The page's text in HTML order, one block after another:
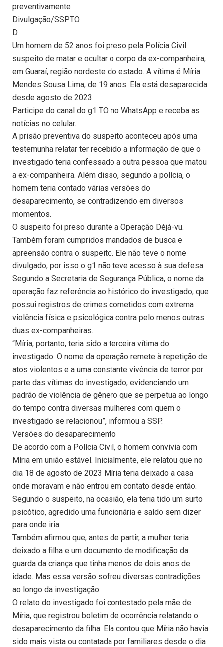
preventivamente
Divulgação/SSPTO
D
Um homem de 52 anos foi preso pela Polícia Civil
suspeito de matar e ocultar o corpo da ex-companheira,
em Guaraí, região nordeste do estado. A vítima é Míria
Mendes Sousa Lima, de 19 anos. Ela está desaparecida
desde agosto de 2023.
Participe do canal do g1 TO no WhatsApp e receba as
notícias no celular.
A prisão preventiva do suspeito aconteceu após uma
testemunha relatar ter recebido a informação de que o
investigado teria confessado a outra pessoa que matou
a ex-companheira. Além disso, segundo a polícia, o
homem teria contado várias versões do
desaparecimento, se contradizendo em diversos
momentos.
O suspeito foi preso durante a Operação Déjà-vu.
Também foram cumpridos mandados de busca e
apreensão contra o suspeito. Ele não teve o nome
divulgado, por isso o g1 não teve acesso à sua defesa.
Segundo a Secretaria de Segurança Pública, o nome da
operação faz referência ao histórico do investigado, que
possui registros de crimes cometidos com extrema
violência física e psicológica contra pelo menos outras
duas ex-companheiras.
“Míria, portanto, teria sido a terceira vítima do
investigado. O nome da operação remete à repetição de
atos violentos e a uma constante vivência de terror por
parte das vítimas do investigado, evidenciando um
padrão de violência de gênero que se perpetua ao longo
do tempo contra diversas mulheres com quem o
investigado se relacionou”, informou a SSP.
Versões do desaparecimento
De acordo com a Polícia Civil, o homem convivia com
Míria em união estável. Inicialmente, ele relatou que no
dia 18 de agosto de 2023 Míria teria deixado a casa
onde moravam e não entrou em contato desde então.
Segundo o suspeito, na ocasião, ela teria tido um surto
psicótico, agredido uma funcionária e saído sem dizer
para onde iria.
Também afirmou que, antes de partir, a mulher teria
deixado a filha e um documento de modificação da
guarda da criança que tinha menos de dois anos de
idade. Mas essa versão sofreu diversas contradições
ao longo da investigação.
O relato do investigado foi contestado pela mãe de
Míria, que registrou boletim de ocorrência relatando o
desaparecimento da filha. Ela contou que Míria não havia
sido mais vista ou contatada por familiares desde o dia